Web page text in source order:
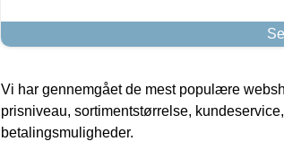
Vi har gennemgået de mest populære
prisniveau, sortimentstørrelse,
betalingsmuligheder.